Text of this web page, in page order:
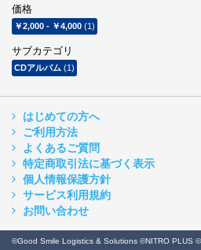
価格
￥2,000 - ￥4,000 (1)
サブカテゴリ
CDアルバム (1)
はじめての方へ
ご利用方法
よくあるご質問
特定商取引法に基づく表示
個人情報保護方針
サービス利用規約
お問い合わせ
©Good Smile Logistics & Solutions ©NITRO PLUS